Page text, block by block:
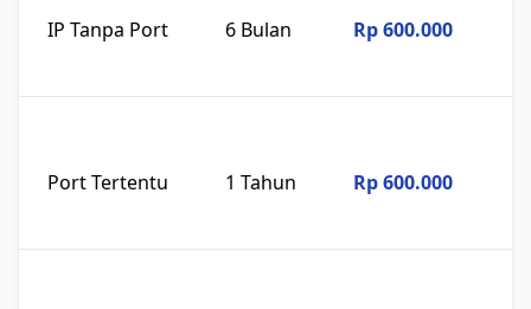
IP Tanpa Port 6 Bulan Rp 600.000
Port Tertentu 1 Tahun Rp 600.000